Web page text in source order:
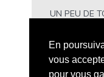
UN PEU DE
En
vous
pour vous